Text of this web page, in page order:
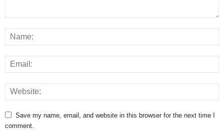
Save my name, email, and website in this browser for the next time I
comment.